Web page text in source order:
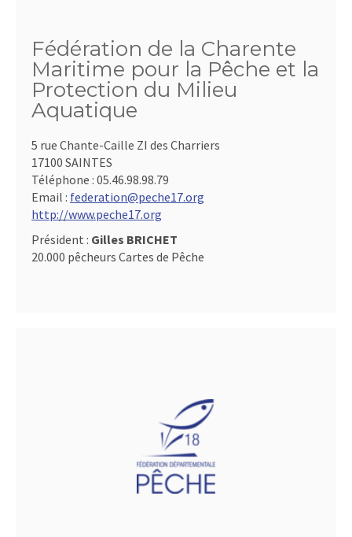
Fédération de la Charente
Maritime pour la Pêche et la
Protection du Milieu
Aquatique
5 rue Chante-Caille ZI des Charriers
17100 SAINTES
Téléphone : 05.46.98.98.79
Email : federation@peche17.org
http://www.peche17.org
Président : Gilles BRICHET
20.000 pêcheurs Cartes de Pêche